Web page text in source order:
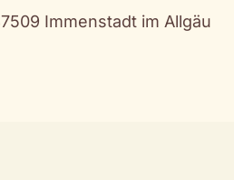
Immenstadt im Allgäu